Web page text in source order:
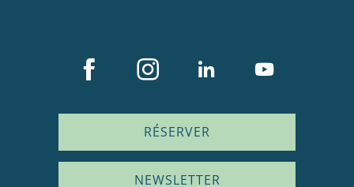
RÉSERVER
NEWSLETTER